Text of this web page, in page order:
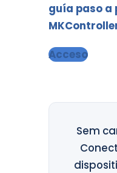
guía paso a
Acceso
Sem